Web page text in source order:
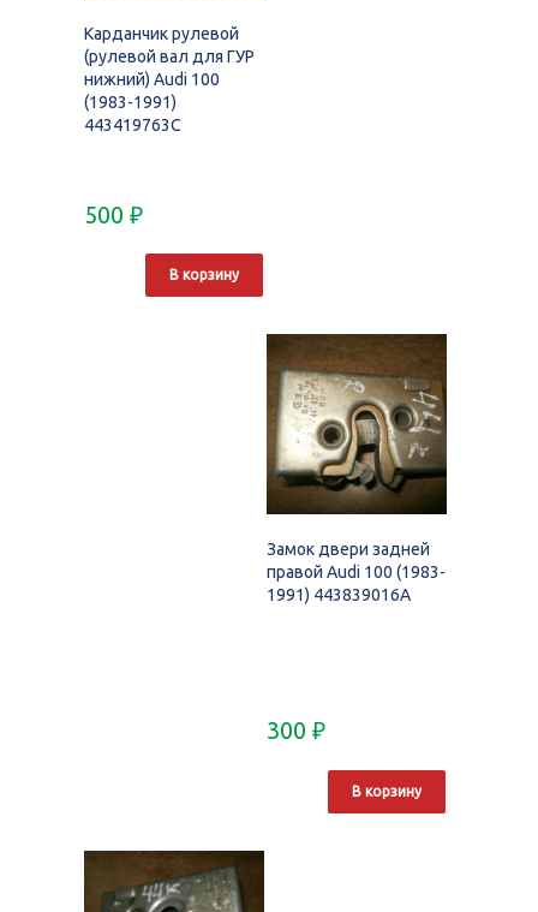
Карданчик рулевой
(рулевой вал для ГУР
нижний) Audi 100
(1983-1991)
443419763C
500 ₽
В корзину
Замок двери задней
правой Audi 100 (1983-
1991) 443839016A
300 ₽
В корзину